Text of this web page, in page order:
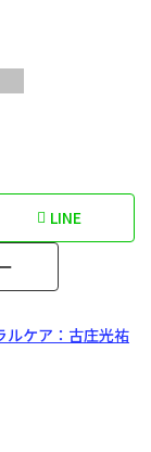
LINE
ルケア：古庄光祐